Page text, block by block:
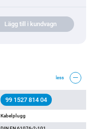
Lägg till i kundvagn
less
99 1527 814 04
Kabelplugg